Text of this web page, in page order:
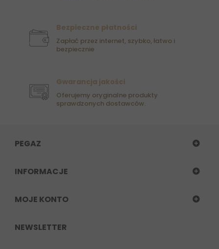
Bezpieczne płatności
Zapłać przez internet, szybko, łatwo i
bezpiecznie
Gwarancja jakości
Oferujemy oryginalne produkty
sprawdzonych dostawców.
PEGAZ
INFORMACJE
MOJE KONTO
NEWSLETTER